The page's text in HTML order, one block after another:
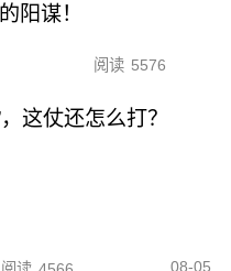
阳谋！
阅读 5576
这仗还怎么打？
08-05